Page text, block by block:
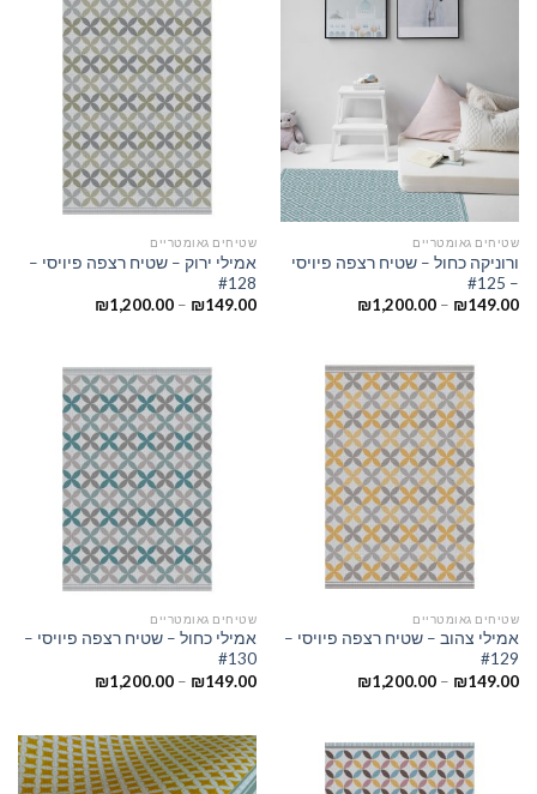
שטיחים גאומטריים
ורוניקה כחול – שטיח רצפה פיויסי
– #125
₪149.00
–
₪1,200.00
שטיחים גאומטריים
אמילי ירוק – שטיח רצפה פיויסי –
#128
₪149.00
–
₪1,200.00
שטיחים גאומטריים
אמילי צהוב – שטיח רצפה פיויסי –
#129
₪149.00
–
₪1,200.00
שטיחים גאומטריים
אמילי כחול – שטיח רצפה פיויסי –
#130
₪149.00
–
₪1,200.00